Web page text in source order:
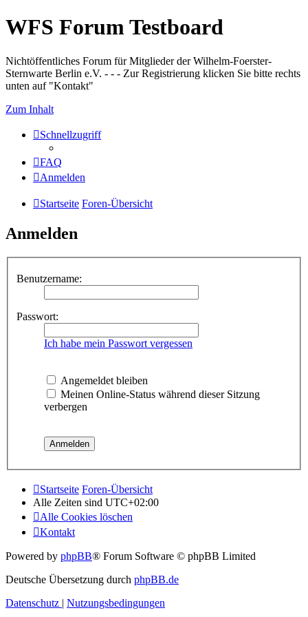
WFS Forum Testboard
Nichtöffentliches Forum für Mitglieder der Wilhelm-Foerster-
Sternwarte Berlin e.V. - - - Zur Registrierung klicken Sie bitte rechts
unten auf "Kontakt"
Zum Inhalt
Schnellzugriff
FAQ
Anmelden
Startseite Foren-Übersicht
Anmelden
Benutzername:
Passwort:
Ich habe mein Passwort vergessen
Angemeldet bleiben
Meinen Online-Status während dieser Sitzung
verbergen
Startseite Foren-Übersicht
Alle Zeiten sind UTC+02:00
Alle Cookies löschen
Kontakt
Powered by phpBB® Forum Software © phpBB Limited
Deutsche Übersetzung durch phpBB.de
Datenschutz | Nutzungsbedingungen